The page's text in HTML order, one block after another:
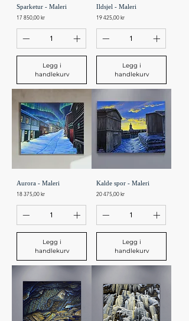
Sparketur - Maleri
Pris
17 850,00 kr
Legg i
handlekurv
Ildsjel - Maleri
Pris
19 425,00 kr
Legg i
handlekurv
Aurora - Maleri
Pris
18 375,00 kr
Legg i
handlekurv
Kalde spor - Maleri
Pris
20 475,00 kr
Legg i
handlekurv